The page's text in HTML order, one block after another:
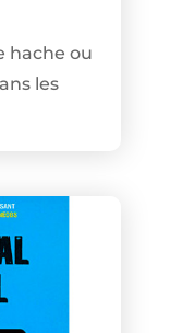
hache ou
les